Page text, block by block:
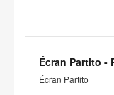
Écran Partito